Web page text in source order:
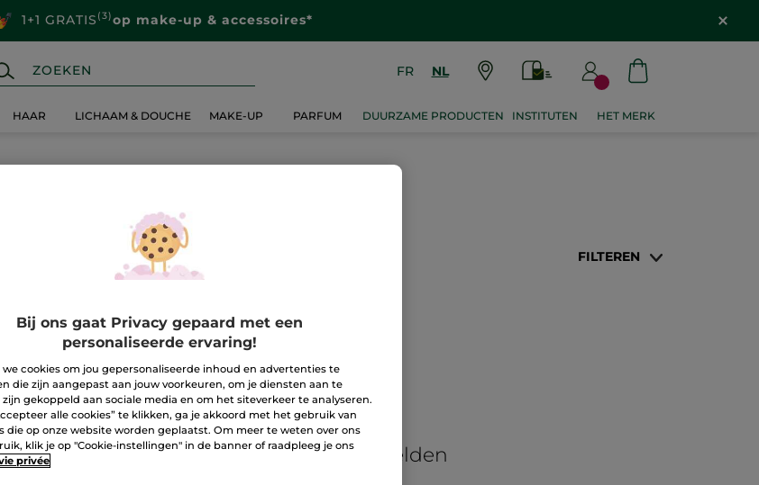
1+1 GRATIS (3)op make-up & accessoires*
FR NL
HAAR LICHAAM & DOUCHE MAKE-UP PARFUM DUURZAME PRODUCTEN INSTITUTEN HET MERK
FILTEREN
60 hectare
biologische velden
Bij ons gaat Privacy gepaard met een
personaliseerde ervaring!
cookies om jou gepersonaliseerde inhoud en advertenties te
die zijn aangepast aan jouw voorkeuren, om je diensten aan te
gekoppeld aan sociale media en om het siteverkeer te analyseren.
alle cookies” te klikken, ga je akkoord met het gebruik van
die op onze website worden geplaatst. Om meer te weten over ons
klik je op "Cookie-instellingen" in de banner of raadpleeg je ons
privée